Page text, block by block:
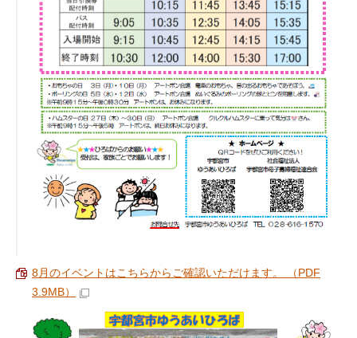
8月のイベントはこちらからご確認いただけます。 （PDF
3.9MB）